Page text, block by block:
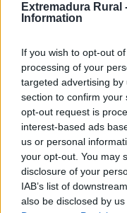
Extremadura Rural
Information
If you wish to opt-out
processing of your
targeted advertising
section to confirm your
opt-out request is
interest-based ads
us or personal
your opt-out. You may
disclosure of your
IAB’s list of
also be disclosed by